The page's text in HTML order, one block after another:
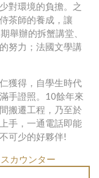
對環境的負擔。之
茶師的養成，讓
舉辦的拆蟹講堂、
努力；法國文學講
獲得，自學生時代
手證照。10餘年來
搬遷工程，乃至於
手，一通電話即能
可少的好夥伴!